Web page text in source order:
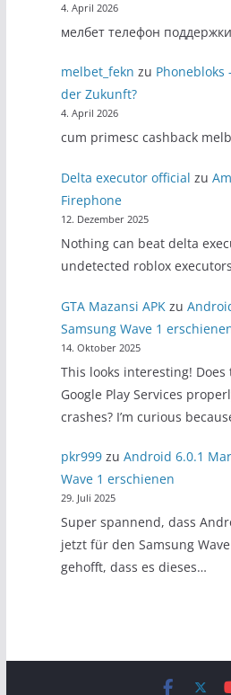
4. April 2026
мелбет телефон
melbet_fekn zu Phonebloks
der Zukunft?
4. April 2026
cum primesc cashback
Delta executor official zu
Firephone
12. Dezember 2025
Nothing can beat delta
undetected roblox executors
GTA Mazansi APK zu
Samsung Wave 1
14. Oktober 2025
This looks interesting!
Google Play Services
crashes? I’m curious
pkr999 zuAndroid 6.0.1
Wave 1 erschienen
29. Juli 2025
Super spannend, dass
jetzt für den Samsung
gehofft, dass es dieses…